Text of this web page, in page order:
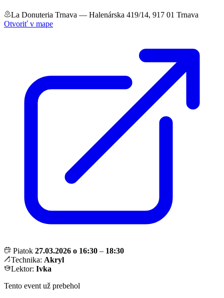
La Donuteria Trnava — Halenárska 419/14, 917 01 Trnava
Otvoriť v mape
Piatok 27.03.2026 o 16:30 – 18:30
Technika: Akryl
Lektor: Ivka
Tento event už prebehol